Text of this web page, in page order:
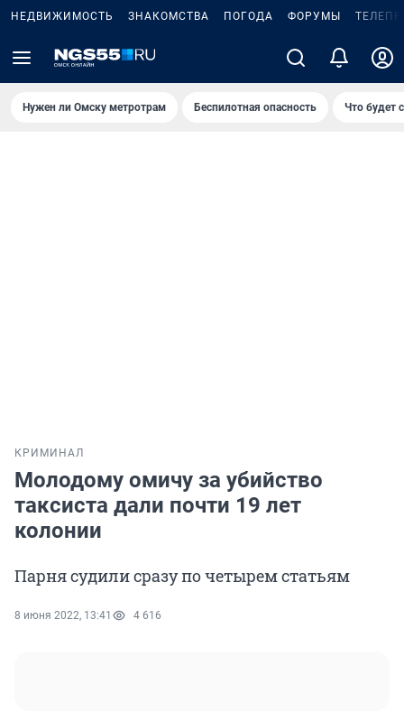
НЕДВИЖИМОСТЬ ЗНАКОМСТВА ПОГОДА ФОРУМЫ
Нужен ли Омску метротрам Беспилотная опасность Что будет
КРИМИНАЛ
Молодому омичу за убийство
таксиста дали почти 19 лет
колонии
Парня судили сразу по четырем статьям
8 июня 2022, 13:41 4 616